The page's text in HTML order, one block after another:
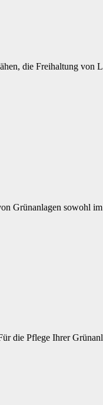
die Freihaltung
Grünanlagen sowohl
die Pflege Ihrer